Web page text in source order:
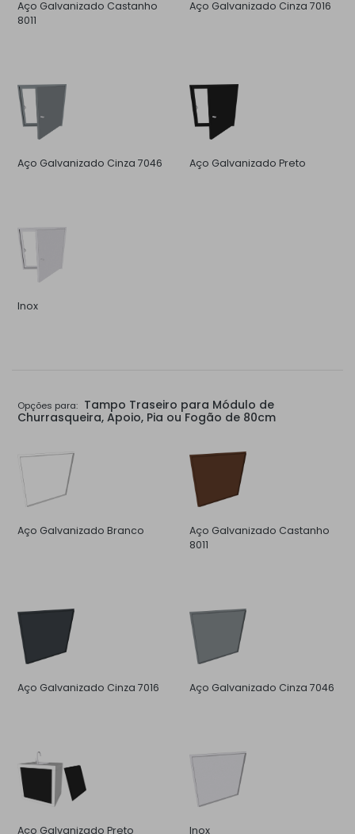
Aço Galvanizado Castanho
8011
Aço Galvanizado Cinza 7016
Aço Galvanizado Cinza 7046 Aço Galvanizado Preto
Inox
Opções para: Tampo Traseiro para Módulo de
Churrasqueira, Apoio, Pia ou Fogão de 80cm
Aço Galvanizado Branco
Aço Galvanizado Castanho
8011
Aço Galvanizado Cinza 7016 Aço Galvanizado Cinza 7046
Aço Galvanizado Preto Inox